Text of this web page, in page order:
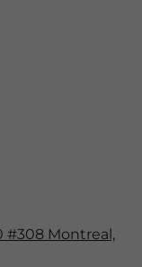
#308 Montreal,